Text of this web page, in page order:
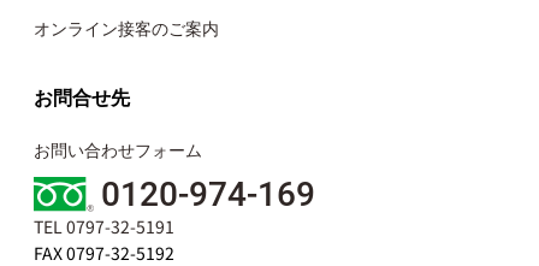
オンライン接客のご案内
お問合せ先
お問い合わせフォーム
0120-974-169
TEL 0797-32-5191
FAX 0797-32-5192